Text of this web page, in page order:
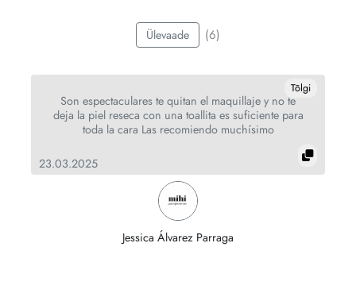
Ülevaade (6)
Tõlgi
Son espectaculares te quitan el maquillaje y no te
deja la piel reseca con una toallita es suficiente para
toda la cara Las recomiendo muchísimo
23.03.2025
Jessica Álvarez Parraga